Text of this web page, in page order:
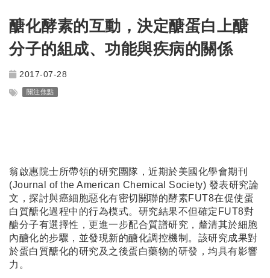
醣化酵素的互動，決定醣蛋白上醣
分子的組成、功能與疾病的關係
2017-07-28
關注焦點
翁啟惠院士所帶領的研究團隊，近期於美國化學會期刊
(Journal of the American Chemical Society) 發表研究論
文，探討與癌細胞惡化有密切關聯的酵素FUT8在促使蛋
白質醣化過程中的行為模式。研究結果不但確定FUT8對
醣分子有選擇性，更進一步配合質譜研究，釐清其於細胞
內醣化的步驟，並發現新的醣化調控機制。該研究成果對
於蛋白質醣化的研究及之後蛋白藥物的研發，均具有影響
力。